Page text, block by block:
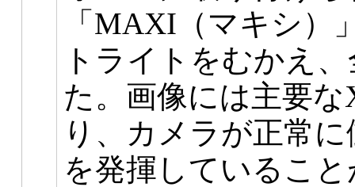
「MAXI（マキシ）
トライトをむかえ
た。画像には主要
り、カメラが正常
を発揮しているこ